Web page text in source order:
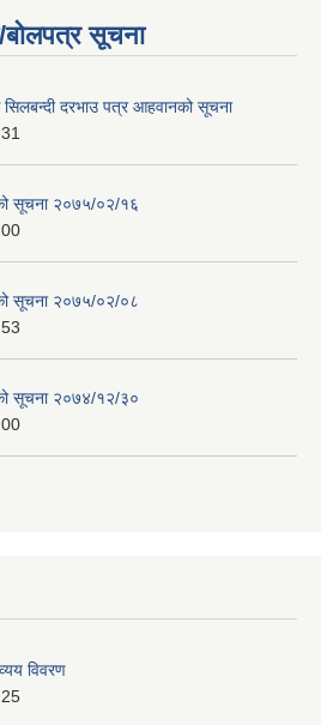
बोलपत्र सूचना
सिलबन्दी दरभाउ पत्र आहवानको सूचना
सूचना २०७५/०२/१६
सूचना २०७५/०२/०८
सूचना २०७४/१२/३०
विवरण